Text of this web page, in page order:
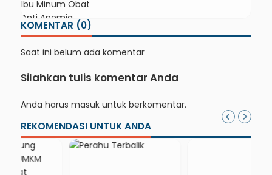
KOMENTAR (0)
Saat ini belum ada komentar
Silahkan tulis komentar Anda
Anda harus masuk untuk berkomentar.
REKOMENDASI UNTUK ANDA